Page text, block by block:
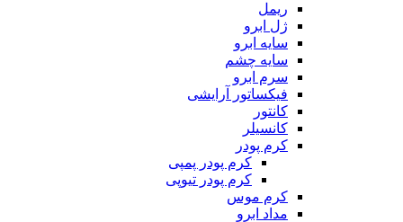
ریمل
ژل ابرو
سایه ابرو
سایه چشم
سرم ابرو
فیکساتور آرایشی
کانتور
کانسیلر
کرم پودر
کرم پودر پمپی
کرم پودر تیوپی
کرم موس
مداد ابرو